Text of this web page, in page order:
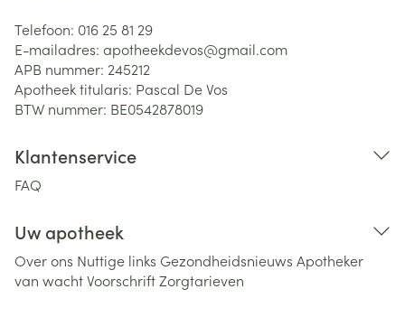
Telefoon: 016 25 81 29
E-mailadres: apotheekdevos@gmail.com
APB nummer: 245212
Apotheek titularis: Pascal De Vos
BTW nummer: BE0542878019
Klantenservice
FAQ
Uw apotheek
Over ons Nuttige links Gezondheidsnieuws Apotheker
van wachtVoorschriftZorgtarieven